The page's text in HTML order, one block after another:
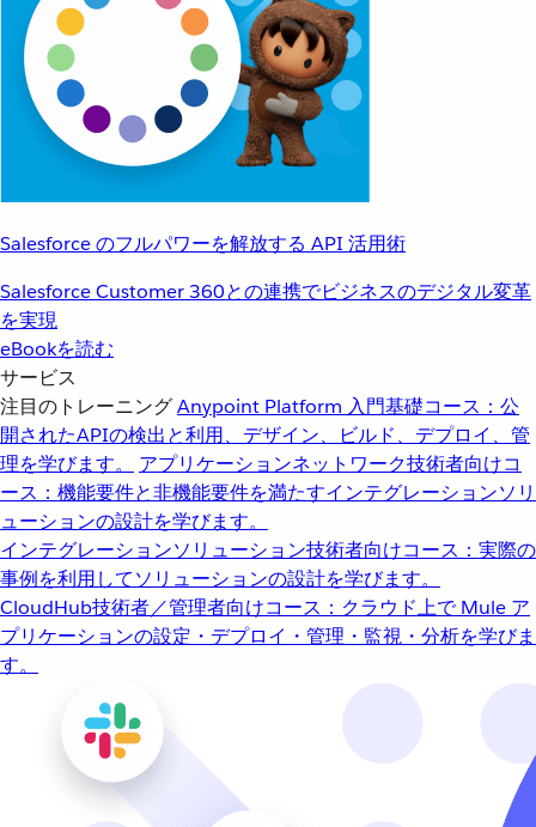
Salesforce のフルパワーを解放する API 活用術
Salesforce Customer 360との連携でビジネスのデジタル変革
を実現
eBookを読む
サービス
注目のトレーニングAnypoint Platform 入門基礎コース：公
開されたAPIの検出と利用、デザイン、ビルド、デプロイ、管
理を学びます。
アプリケーションネットワーク技術者向けコ
ース：機能要件と非機能要件を満たすインテグレーションソリ
ューションの設計を学びます。
インテグレーションソリューション技術者向けコース：実際の
事例を利用してソリューションの設計を学びます。
CloudHub技術者／管理者向けコース：クラウド上で Mule ア
プリケーションの設定・デプロイ・管理・監視・分析を学びま
す。